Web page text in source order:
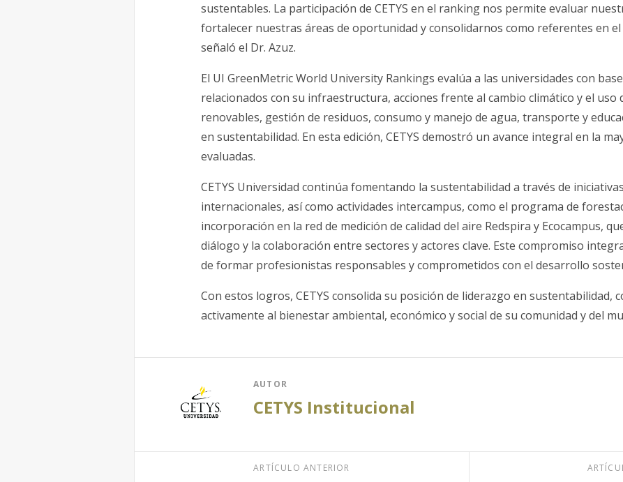
sustentables. La participación de CETYS en el ranking nos permite evaluar
fortalecer nuestras áreas de oportunidad y consolidarnos como referentes en el
señaló el Dr. Azuz.
El UI GreenMetric World University Rankings evalúa a las universidades con
relacionados con su infraestructura, acciones frente al cambio climático y el uso
renovables, gestión de residuos, consumo y manejo de agua, transporte y
en sustentabilidad. En esta edición, CETYS demostró un avance integral en la
evaluadas.
CETYS Universidad continúa fomentando la sustentabilidad a través de
internacionales, así como actividades intercampus, como el programa de
incorporación en la red de medición de calidad del aire Redspira y Ecocampus,
diálogo y la colaboración entre sectores y actores clave. Este compromiso
de formar profesionistas responsables y comprometidos con el desarrollo
Con estos logros, CETYS consolida su posición de liderazgo en sustentabilidad,
activamente al bienestar ambiental, económico y social de su comunidad y del
AUTOR
CETYS Institucional
ARTÍCULO ANTERIOR